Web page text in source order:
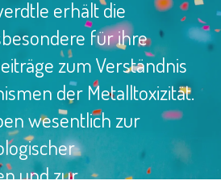
erhält die
für ihre
zum Verständnis
der Metalltoxizität.
wesentlich zur
und zur